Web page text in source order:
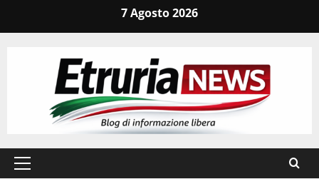
7 Agosto 2026
Menu